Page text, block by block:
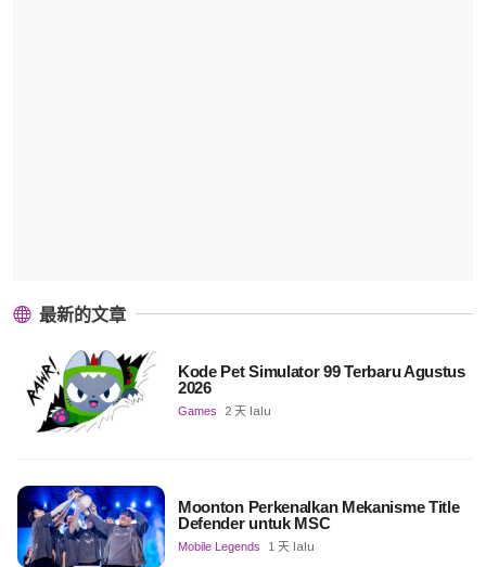
最新的文章
Kode Pet Simulator 99 Terbaru Agustus
2026
Games 2 天 lalu
Moonton Perkenalkan Mekanisme Title
Defender untuk MSC
Mobile Legends 1 天 lalu